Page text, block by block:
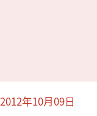
2012年10月09日